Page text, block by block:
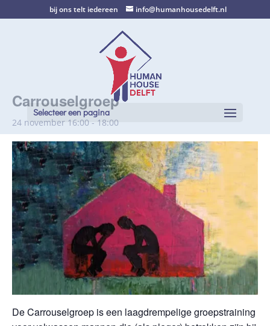
bij ons telt iedereen info@humanhousedelft.nl
Selecteer een pagina
Carrouselgroep
24 november 16:00 - 18:00
De Carrouselgroep is een laagdrempelige groepstraining